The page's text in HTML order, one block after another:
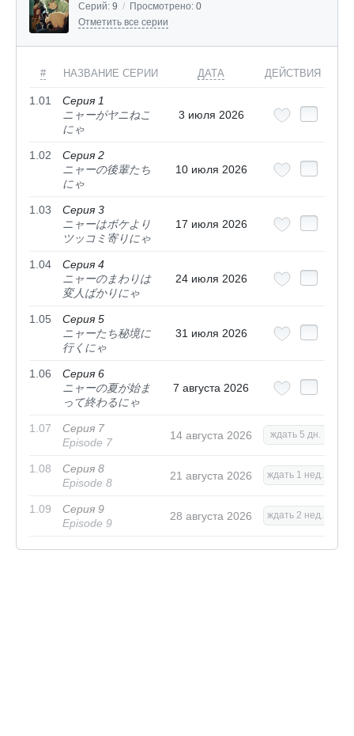
Серий: 9 / Просмотрено: 0
Отметить все серии
# НАЗВАНИЕ СЕРИИ ДАТА ДЕЙСТВИЯ
1.01
Серия 1
ニャーがヤニねこ
にゃ
3 июля 2026
1.02
Серия 2
ニャーの後輩たち
にゃ
10 июля 2026
1.03
Серия 3
ニャーはボケより
ツッコミ寄りにゃ
17 июля 2026
1.04
Серия 4
ニャーのまわりは
変人ばかりにゃ
24 июля 2026
1.05
Серия 5
ニャーたち秘境に
行くにゃ
31 июля 2026
1.06
Серия 6
ニャーの夏が始ま
って終わるにゃ
7 августа 2026
1.07
Серия 7
Episode 7
14 августа 2026 ждать 5 дн.
1.08
Серия 8
Episode 8
21 августа 2026 ждать 1 нед.
1.09
Серия 9
Episode 9
28 августа 2026 ждать 2 нед.